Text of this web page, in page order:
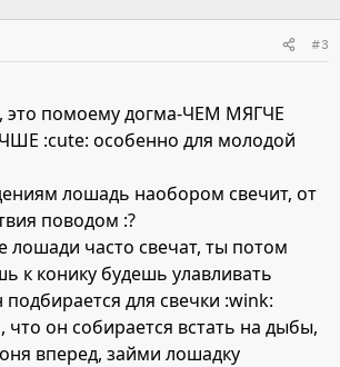
#3
это помоему догма-ЧЕМ МЯГЧЕ
:cute: особенно для молодой
лошадь наобором свечит, от
поводом :?
часто свечат, ты потом
к конику будешь улавливать
для свечки :wink:
что он собирается встать на дыбы,
вперед, займи лошадку